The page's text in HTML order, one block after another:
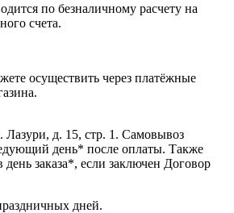
по безналичному расчету на
счета.
осуществить через платёжные
Лазури, д. 15, стр. 1. Самовывоз
день* после оплаты. Также
день заказа*, если заключен Договор
дней.